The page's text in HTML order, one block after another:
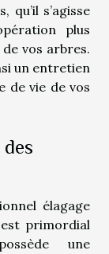
s’agisse
plus
vos arbres.
un entretien
de vie de vos
élagage
primordial
une